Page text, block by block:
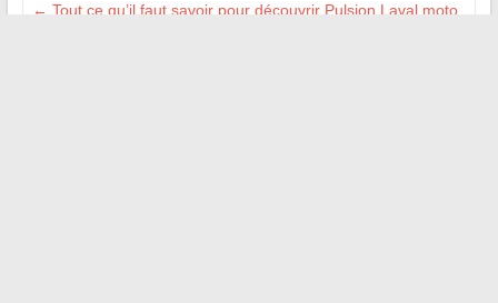
← Tout ce qu’il faut savoir pour découvrir Pulsion Laval moto